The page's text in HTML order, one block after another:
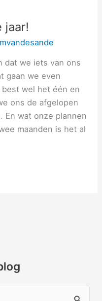
jaar!
dat we iets van ons
gaan we even
wel het één en
ons de afgelopen
En wat onze plannen
maanden is het al